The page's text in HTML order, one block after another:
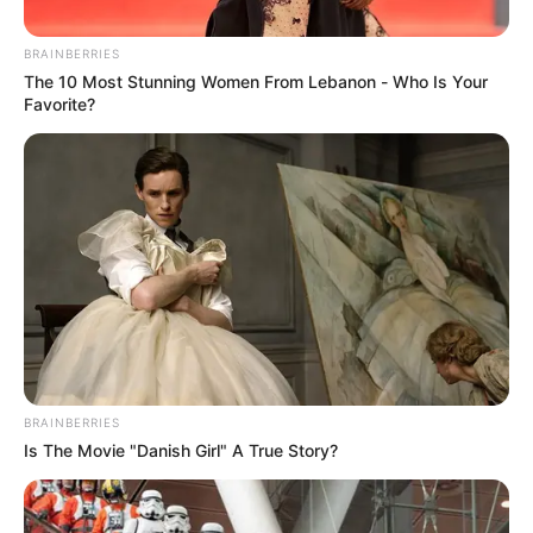
AFP.
Exsenador Álvaro Uribe Vélez.
Por:Charlyn García Vélez
Enero 15, 2024
BRAINBERRIES
The 10 Most Stunning Women From Lebanon - Who Is Your
Favorite?
BRAINBERRIES
Is The Movie "Danish Girl" A True Story?